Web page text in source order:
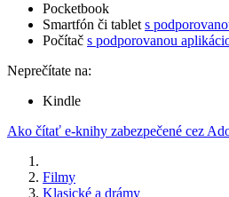
Pocketbook
Smartfón či tablet s
Počítač s podporovanou
Neprečítate na:
Kindle
Ako čítať e-knihy zabezpečené cez
Filmy
Klasické a drámy